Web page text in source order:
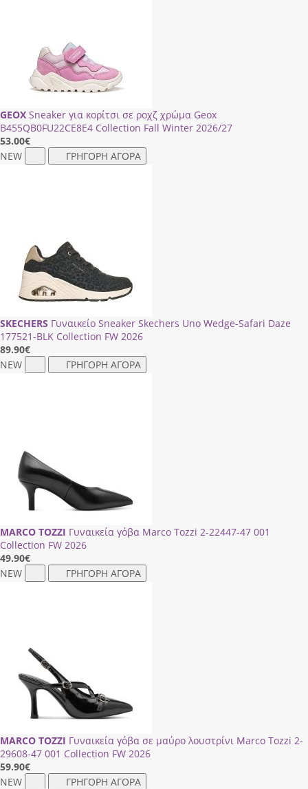
GEOX Sneaker για κορίτσι σε ροχζ χρώμα Geox
Β455QΒ0FU22CΕ8Ε4 Collection Fall Winter 2026/27
53.00€
NEW
ΓΡΗΓΟΡΗ ΑΓΟΡΑ
SKECHERS Γυναικείο Sneaker Skechers Uno Wedge-Safari Daze
177521-ΒLΚ Collection FW 2026
89.90€
NEW
ΓΡΗΓΟΡΗ ΑΓΟΡΑ
MARCO TOZZI Γυναικεία γόβα Marco Tozzi 2-22447-47 001
Collection FW 2026
49.90€
NEW
ΓΡΗΓΟΡΗ ΑΓΟΡΑ
MARCO TOZZI Γυναικεία γόβα σε μαύρο λουστρίνι Marco Tozzi 2-
29608-47 001 Collection FW 2026
59.90€
NEW
ΓΡΗΓΟΡΗ ΑΓΟΡΑ